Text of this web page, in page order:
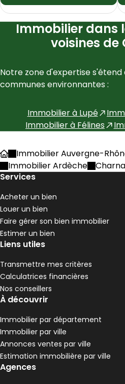
Immobilier dans
voisines de
Notre zone d'expertise
communes environnantes :
Immobilier à Lupé
Immobilier à Félines
AccueilImmobilier Auvergne-
Immobilier Ardèche
Services
Acheter un bien
Louer un bien
Faire gérer son bien immobilier
Estimer un bien
Liens utiles
Transmettre mes critères
Calculatrices financières
Nos conseillers
À découvrir
Immobilier par département
Immobilier par ville
Annonces ventes par ville
Estimation immobilière par ville
Agences